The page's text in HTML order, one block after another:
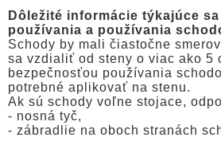
Dôležité informácie týkajúce
používania a používania
Schody by mali čiastočne
sa vzdialiť od steny o viac ako 5
bezpečnosťou používania
potrebné aplikovať na stenu.
Ak sú schody voľne stojace,
- nosná tyč,
- zábradlie na oboch stranách